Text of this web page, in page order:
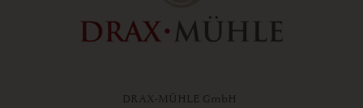
DRAX-MÜHLE GmbH